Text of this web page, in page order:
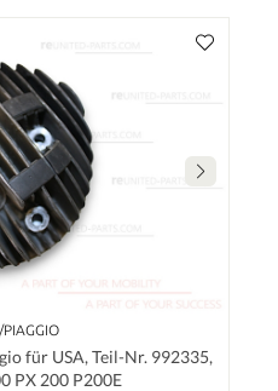
PIAGGIO
für USA, Teil-Nr. 992335,
PX 200 P200E